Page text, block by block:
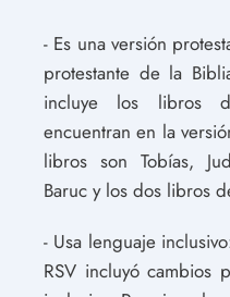
- Es una versión
protestante de la
incluye los libros
encuentran en la
libros son Tobías,
Baruc y los dos libros
- Usa lenguaje
RSV incluyó cambios